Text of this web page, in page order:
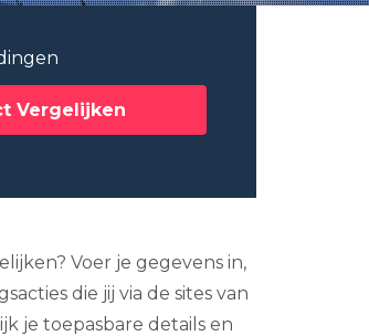
Vergelijken
Voer je gegevens in,
die jij via de sites van
je toepasbare details en